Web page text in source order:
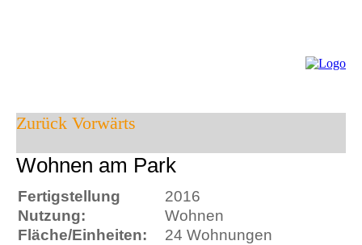
Zurück Vorwärts
Wohnen am Park
Fertigstellung
2016
Nutzung:
Wohnen
Fläche/Einheiten:
24 Wohnungen